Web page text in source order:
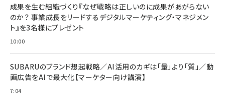
￥1,100
anan(アンアン)2026/07/08号 No.2502[2026
￥880
ママ投資家が育休中に１億貯めた株式投資
すい ガイド枠付き いPhone17 (6.3インチ) 対応
2枚セット DSP25F1698
￥1,599
￥6,980
￥5,000
Anker PowerLine III Flow USB-C & USB-C
Pro/Air 各種対応 (1.8m ミッドナイトブラック)
￥1,890
成果を生む組織づくり『なぜ戦略は正しいのに成果があがらない
のか？ 事業成長をリードするデジタルマーケティング・マネジメン
ト』を3名様にプレゼント
10:00
SUBARUのブランド想起戦略／AI活用のカギは「量」より「質」／動
画広告をAIで最大化【マーケター向け講演】
7:04